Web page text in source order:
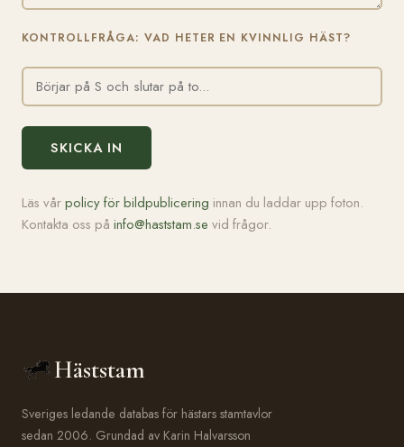
KONTROLLFRÅGA: VAD HETER EN KVINNLIG HÄST?
SKICKA IN
Läs vårpolicy för bildpublicering innan du laddar upp foton.
Kontakta oss på info@haststam.se vid frågor.
Häststam
Sveriges ledande databas för hästars stamtavlor
sedan 2006. Grundad av Karin Halvarsson